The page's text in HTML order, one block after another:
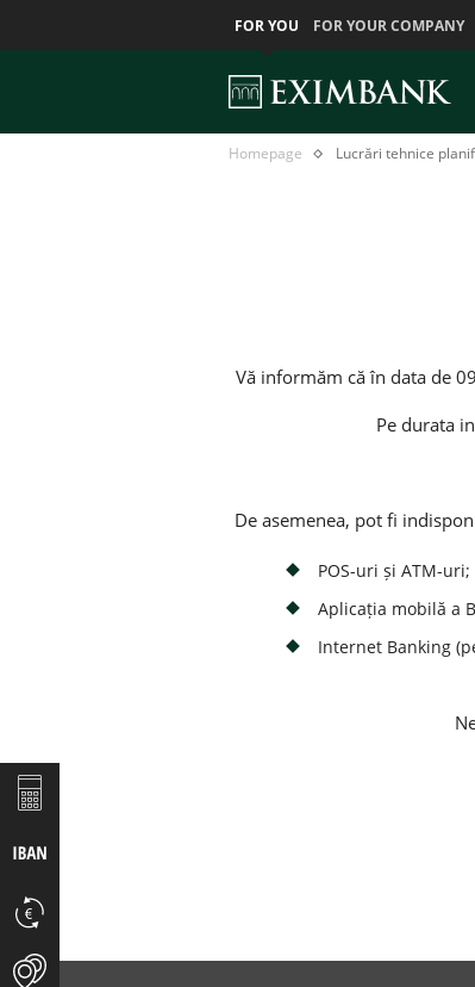
FOR YOU FOR YOUR COMPANY
Homepage ГлавнаяLucrări
Lucrări tehnice
Vă informăm că în data de
Pe durata
De asemenea, pot fi
POS-uri și ATM-uri;
Aplicația mobilă a
Internet Banking